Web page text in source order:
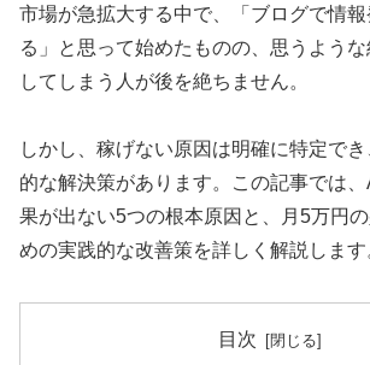
市場が急拡大する中で、「ブログで情
る」と思って始めたものの、思うよう
してしまう人が後を絶ちません。
しかし、稼げない原因は明確に特定で
的な解決策があります。この記事では
果が出ない5つの根本原因と、月5万円
めの実践的な改善策を詳しく解説します
目次